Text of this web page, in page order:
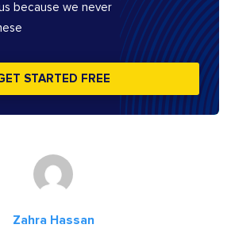
because we never
STARTED FREE
Zahra Hassan